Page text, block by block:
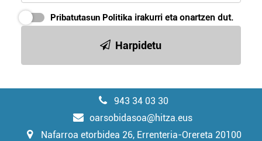
Pribatutasun Politika irakurri eta onartzen dut.
Harpidetu
943 34 03 30
oarsobidasoa@hitza.eus
Nafarroa etorbidea 26, Errenteria-Orereta 20100